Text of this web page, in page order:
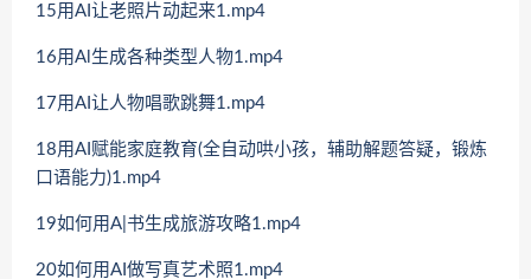
15用AI让老照片动起来1.mp4
16用Al生成各种类型人物1.mp4
17用AI让人物唱歌跳舞1.mp4
18用AI赋能家庭教育(全自动哄小孩，辅助解题答疑，锻炼
口语能力)1.mp4
19如何用A|书生成旅游攻略1.mp4
20如何用AI做写真艺术照1.mp4